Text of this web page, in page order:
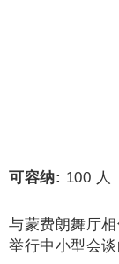
可容纳: 100 人
与蒙费朗舞厅
举行中小型会谈